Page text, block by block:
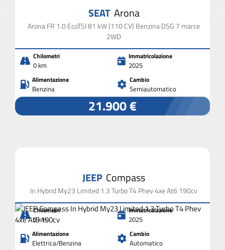
SEAT Arona
Arona FR 1.0 EcoTSI 81 kW (110 CV) Benzina DSG 7 marce
2WD
Chilometri
0 km
Immatricolazione
2025
Alimentazione
Benzina
Cambio
Semiautomatico
21.900 €
JEEP Compass
In Hybrid My23 Limited 1.3 Turbo T4 Phev 4xe At6 190cv
Chilometri
0 km
Immatricolazione
2025
Alimentazione
Elettrica/Benzina
Cambio
Automatico